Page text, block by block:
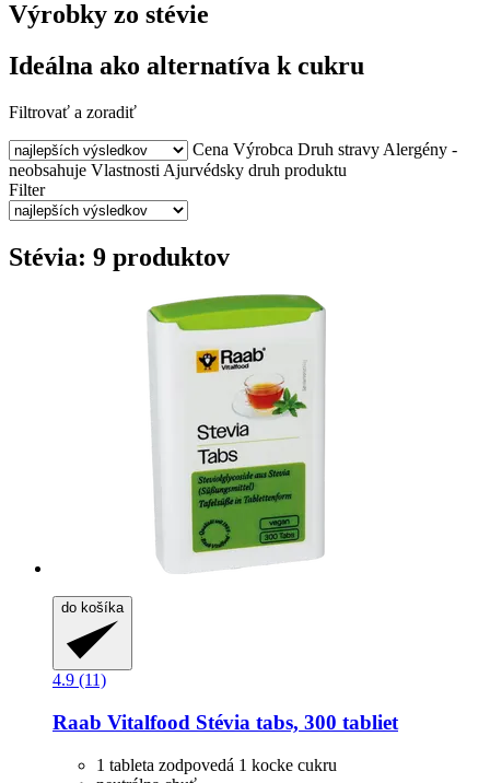
Výrobky zo stévie
Ideálna ako alternatíva k cukru
Filtrovať a zoradiť
Cena Výrobca Druh stravy Alergény -
neobsahuje Vlastnosti Ajurvédsky druh produktu
Filter
Stévia: 9 produktov
do košíka
4.9 (11)
Raab Vitalfood Stévia tabs, 300 tabliet
1 tableta zodpovedá 1 kocke cukru